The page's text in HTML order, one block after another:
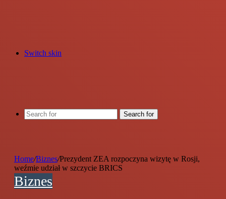
Switch skin
Search for
Home/Biznes/Prezydent ZEA rozpoczyna wizytę w Rosji,
weźmie udział w szczycie BRICS
Biznes